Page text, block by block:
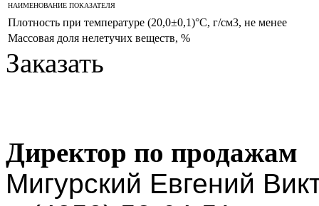
НАИМЕНОВАНИЕ ПОКАЗАТЕЛЯ
Плотность при температуре (20,0±0,1)°С, г/см3, не менее
Массовая доля нелетучих веществ, %
Заказать
Директор по продажам
Мигурский Евгений